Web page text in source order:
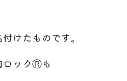
けたものです。
ロックⓇも